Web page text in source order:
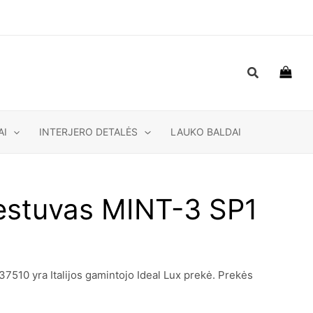
Paieška
INTERJERO DETALĖS LAUKO BALDAI
MINT-3 SP1
yra Italijos gamintojo Ideal Lux prekė. Prekės